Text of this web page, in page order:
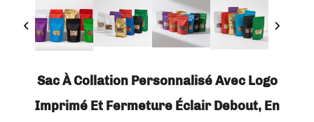
Sac À Collation Personnalisé Avec Logo
Imprimé Et Fermeture Éclair Debout, En